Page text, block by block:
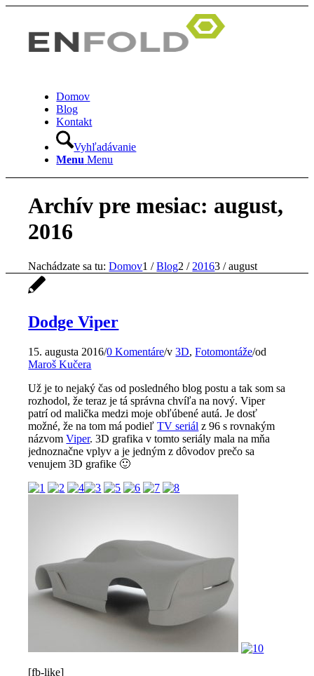
Domov
Blog
Kontakt
Vyhľadávanie
Menu Menu
Archív pre mesiac: august,
2016
Nachádzate sa tu: Domov1 / Blog2 / 20163 / august
Dodge Viper
15. augusta 2016/0 Komentáre/v3D,Fotomontáže/od
Maroš Kučera
Už je to nejaký čas od posledného blog postu a tak som sa
rozhodol, že teraz je tá správna chvíľa na nový. Viper
patrí od malička medzi moje obľúbené autá. Je dosť
možné, že na tom má podieľTV seriál z 96 s rovnakým
názvomViper. 3D grafika v tomto seriály mala na mňa
jednoznačne vplyv a je jedným z dôvodov prečo sa
venujem 3D grafike 🙂
[fb-like]